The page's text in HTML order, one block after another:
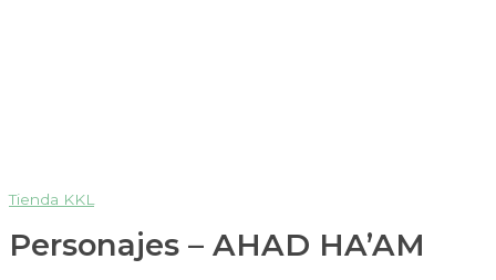
Tienda KKL
Personajes – AHAD HA’AM